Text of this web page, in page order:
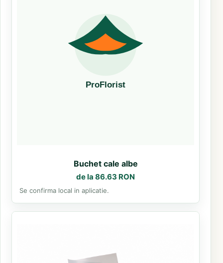
Buchet cale albe
de la 86.63 RON
Se confirma local in aplicatie.